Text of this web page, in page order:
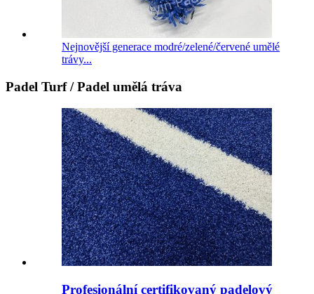
Nejnovější generace modré/zelené/červené umělé
trávy...
Padel Turf / Padel umělá tráva
Profesionální certifikovaný padelový